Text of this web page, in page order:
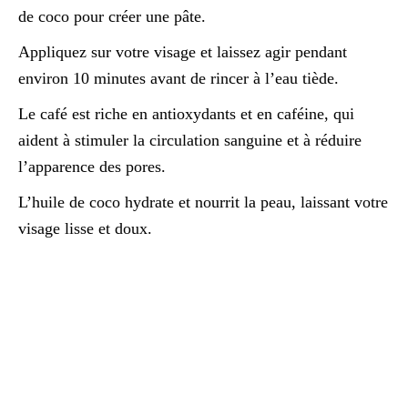
de coco pour créer une pâte.
Appliquez sur votre visage et laissez agir pendant
environ 10 minutes avant de rincer à l’eau tiède.
Le café est riche en antioxydants et en caféine, qui
aident à stimuler la circulation sanguine et à réduire
l’apparence des pores.
L’huile de coco hydrate et nourrit la peau, laissant votre
visage lisse et doux.